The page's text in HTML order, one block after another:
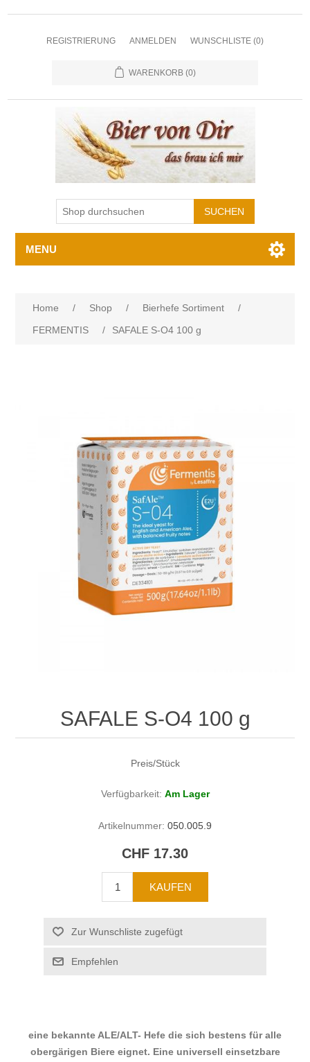
REGISTRIERUNG ANMELDEN WUNSCHLISTE (0)
WARENKORB (0)
MENU
Home / Shop / Bierhefe Sortiment
/
FERMENTIS
/ SAFALE S-O4 100 g
SAFALE S-O4 100 g
Preis/Stück
Verfügbarkeit: Am Lager
Artikelnummer: 050.005.9
CHF 17.30
eine bekannte ALE/ALT- Hefe die sich bestens für alle
obergärigen Biere eignet. Eine universell einsetzbare